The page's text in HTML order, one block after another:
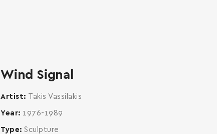
Wind Signal
Artist Takis Vassilakis
Year 1976-1989
Type Sculpture